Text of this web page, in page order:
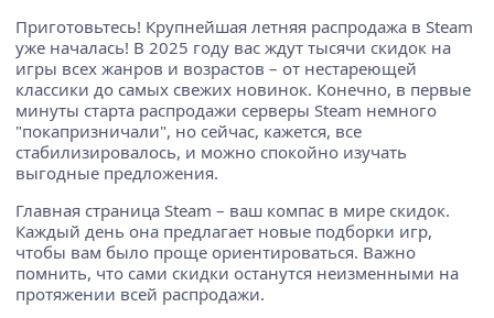
Приготовьтесь! Крупнейшая летняя распродажа в Steam
уже началась! В 2025 году вас ждут тысячи скидок на
игры всех жанров и возрастов – от нестареющей
классики до самых свежих новинок. Конечно, в первые
минуты старта распродажи серверы Steam немного
"покапризничали", но сейчас, кажется, все
стабилизировалось, и можно спокойно изучать
выгодные предложения.
Главная страница Steam – ваш компас в мире скидок.
Каждый день она предлагает новые подборки игр,
чтобы вам было проще ориентироваться. Важно
помнить, что сами скидки останутся неизменными на
протяжении всей распродажи.